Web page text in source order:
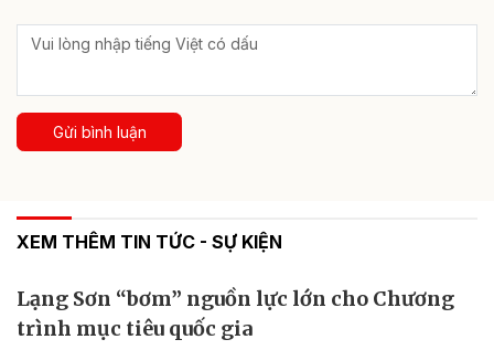
Gửi bình luận
XEM THÊM TIN TỨC - SỰ KIỆN
Lạng Sơn “bơm” nguồn lực lớn cho Chương
trình mục tiêu quốc gia